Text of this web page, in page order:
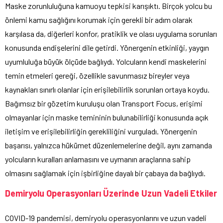
Maske zorunluluğuna kamuoyu tepkisi karışıktı. Birçok yolcu bu
önlemi kamu sağlığını korumak için gerekli bir adım olarak
karşılasa da, diğerleri konfor, pratiklik ve olası uygulama sorunları
konusunda endişelerini dile getirdi. Yönergenin etkinliği, yaygın
uyumluluğa büyük ölçüde bağlıydı. Yolcuların kendi maskelerini
temin etmeleri gereği, özellikle savunmasız bireyler veya
kaynakları sınırlı olanlar için erişilebilirlik sorunları ortaya koydu.
Bağımsız bir gözetim kuruluşu olan Transport Focus, erişimi
olmayanlar için maske temininin bulunabilirliği konusunda açık
iletişim ve erişilebilirliğin gerekliliğini vurguladı. Yönergenin
başarısı, yalnızca hükümet düzenlemelerine değil, aynı zamanda
yolcuların kuralları anlamasını ve uymanın araçlarına sahip
olmasını sağlamak için işbirliğine dayalı bir çabaya da bağlıydı.
Demiryolu Operasyonları Üzerinde Uzun Vadeli Etkiler
COVID-19 pandemisi, demiryolu operasyonlarını ve uzun vadeli